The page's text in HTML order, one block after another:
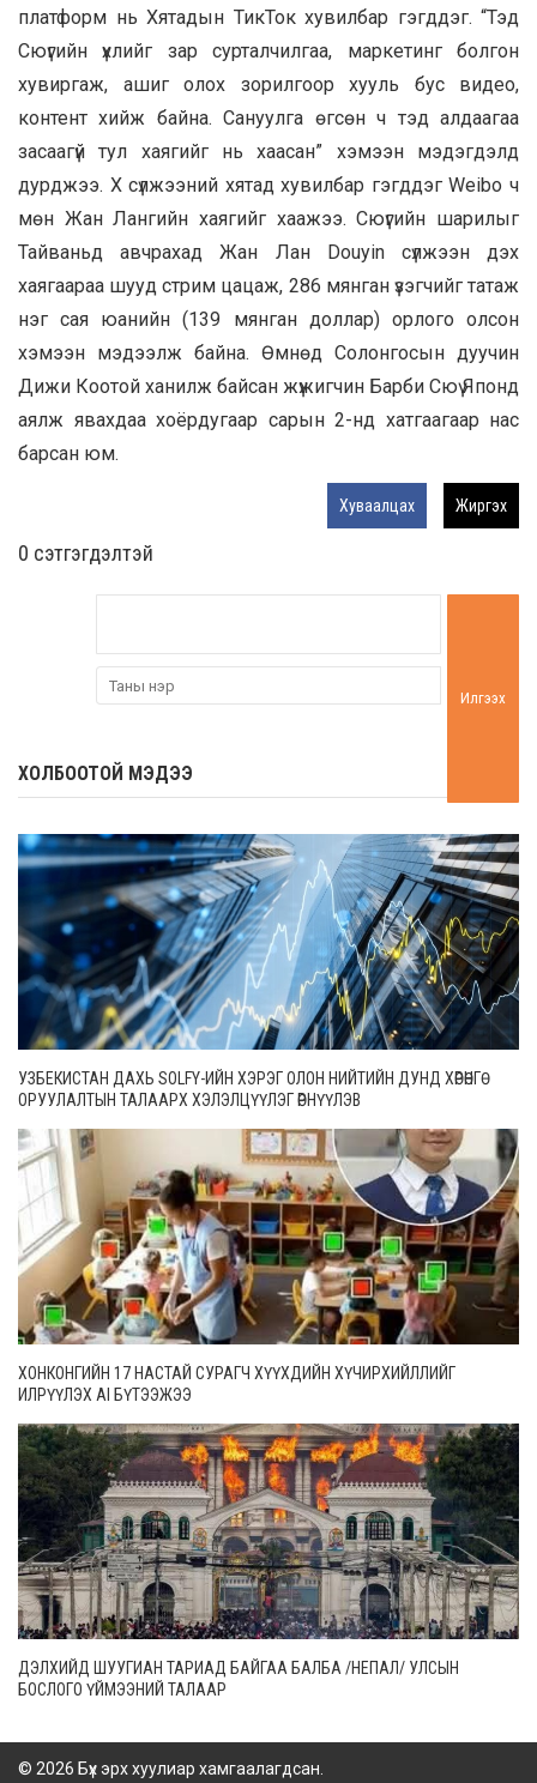
платформ нь Хятадын ТикТок хувилбар гэгддэг. “Тэд
Сюүгийн үхлийг зар сурталчилгаа, маркетинг болгон
хувиргаж, ашиг олох зорилгоор хууль бус видео,
контент хийж байна. Сануулга өгсөн ч тэд алдаагаа
засаагүй тул хаягийг нь хаасан” хэмээн мэдэгдэлд
дурджээ. X сүлжээний хятад хувилбар гэгддэг Weibo ч
мөн Жан Лангийн хаягийг хаажээ. Сюүгийн шарилыг
Тайваньд авчрахад Жан Лан Douyin сүлжээн дэх
хаягаараа шууд стрим цацаж, 286 мянган үзэгчийг татаж
нэг сая юанийн (139 мянган доллар) орлого олсон
хэмээн мэдээлж байна. Өмнөд Солонгосын дуучин
Дижи Коотой ханилж байсан жүжигчин Барби Сюү Японд
аялж явахдаа хоёрдугаар сарын 2-нд хатгаагаар нас
барсан юм.
Хуваалцах Жиргэх
0 cэтгэгдэлтэй
Илгээх
ХОЛБООТОЙ МЭДЭЭ
УЗБЕКИСТАН ДАХЬ SOLFY-ИЙН ХЭРЭГ ОЛОН НИЙТИЙН ДУНД ХӨРӨНГӨ
ОРУУЛАЛТЫН ТАЛААРХ ХЭЛЭЛЦҮҮЛЭГ ӨРНҮҮЛЭВ
ХОНКОНГИЙН 17 НАСТАЙ СУРАГЧ ХҮҮХДИЙН ХҮЧИРХИЙЛЛИЙГ
ИЛРҮҮЛЭХ AI БҮТЭЭЖЭЭ
ДЭЛХИЙД ШУУГИАН ТАРИАД БАЙГАА БАЛБА /НЕПАЛ/ УЛСЫН
БОСЛОГО ҮЙМЭЭНИЙ ТАЛААР
© 2026 Бүх эрх хуулиар хамгаалагдсан.